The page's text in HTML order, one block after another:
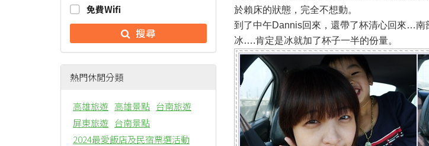
免費Wifi
搜尋
熱門休閒分類
高雄旅遊 高雄景點 台南旅遊
屏東旅遊 台南景點
2024最愛飯店及民宿票選活動
於賴床的狀態，完全不想動。
到了中午Dannis回來，還帶了杯清心回來…南
冰….肯定是冰就加了杯子一半的份量。